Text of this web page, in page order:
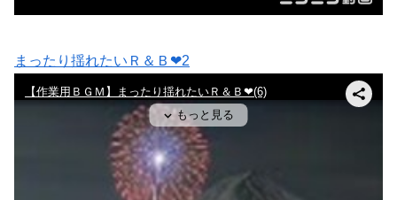
まったり揺れたいＲ＆Ｂ❤2